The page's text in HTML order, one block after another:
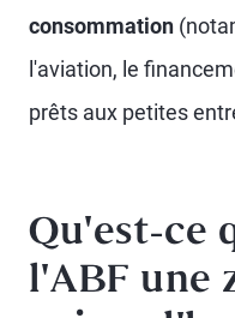
consommation
l'aviation, le
prêts aux petites
Qu'est-ce
l'ABF une